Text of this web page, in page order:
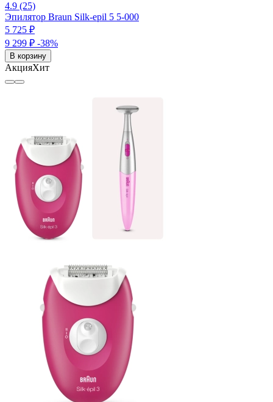
4.9 (25)
Эпилятор Braun Silk-epil 5 5-000
5 725 ₽
9 299 ₽ -38%
В корзину
АкцияХит